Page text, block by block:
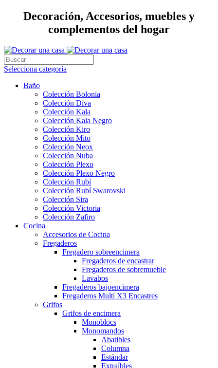
Decoración, Accesorios, muebles y
complementos del hogar
Selecciona categoría
Baño
Colección Bolonia
Colección Diva
Colección Kala
Colección Kala Negro
Colección Kiro
Colección Mito
Colección Neox
Colección Nuba
Colección Plexo
Colección Plexo Negro
Colección Rubí
Colección Rubí Swarovski
Colección Sira
Colección Victoria
Colección Zafiro
Cocina
Accesorios de Cocina
Fregaderos
Fregadero sobreencimera
Fregaderos de encastrar
Fregaderos de sobremueble
Lavabos
Fregaderos bajoencimera
Fregaderos Multi X3 Encastres
Grifos
Grifos de encimera
Monoblocs
Monomandos
Abatibles
Columna
Estándar
Extraíbles